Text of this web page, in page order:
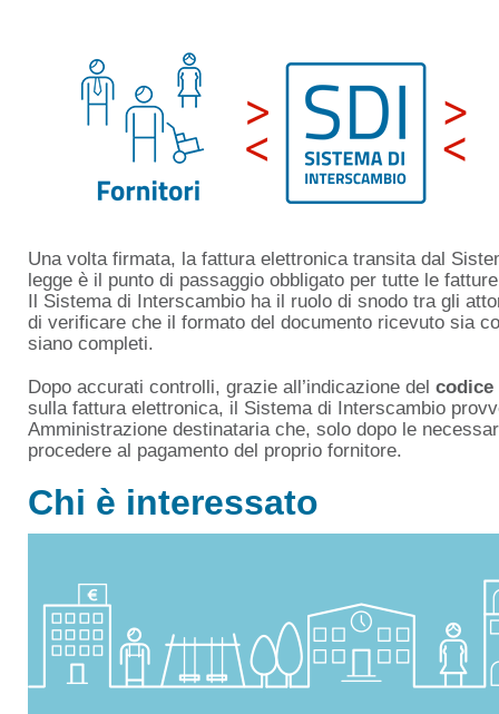
Una volta firmata, la fattura elettronica transita dal
legge è il punto di passaggio obbligato per tutte le
Il Sistema di Interscambio ha il ruolo di snodo tra gli
di verificare che il formato del documento ricevuto sia
siano completi.
Dopo accurati controlli, grazie all’indicazione del codice
sulla fattura elettronica, il Sistema di Interscambio
Amministrazione destinataria che, solo dopo le
procedere al pagamento del proprio fornitore.
Chi è interessato